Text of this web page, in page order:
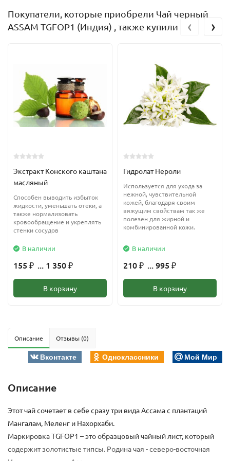
Покупатели, которые приобрели Чай черный
ASSAM TGFOP1 (Индия) , также купили
Экстракт Конского каштана
масляный
Способен выводить избыток
жидкости, уменьшать отеки, а
также нормализовать
кровообращение и укреплять
стенки сосудов
В наличии
155 ₽ ... 1 350 ₽
В корзину
Гидролат Нероли
Используется для ухода за
нежной, чувствительной
кожей, благодаря своим
вяжущим свойствам так же
полезен для жирной и
комбинированной кожи.
В наличии
210 ₽ ... 995 ₽
В корзину
‹ ›
Описание Отзывы (0)
Вконтакте Одноклассники Мой Мир
Описание
Этот чай сочетает в себе сразу три вида Ассама с плантаций
Мангалам, Меленг и Нахорхаби.
Маркировка TGFOP1 – это образцовый чайный лист, который
содержит золотистые типсы. Родина чая - северо-восточная